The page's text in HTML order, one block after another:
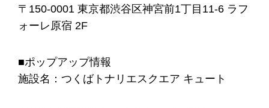
〒150-0001 東京都渋⾕区神宮前1丁⽬11-­6 ラフ
ォーレ原宿 2F
■ポップアップ情報
施設名：つくばトナリエスクエア キュート